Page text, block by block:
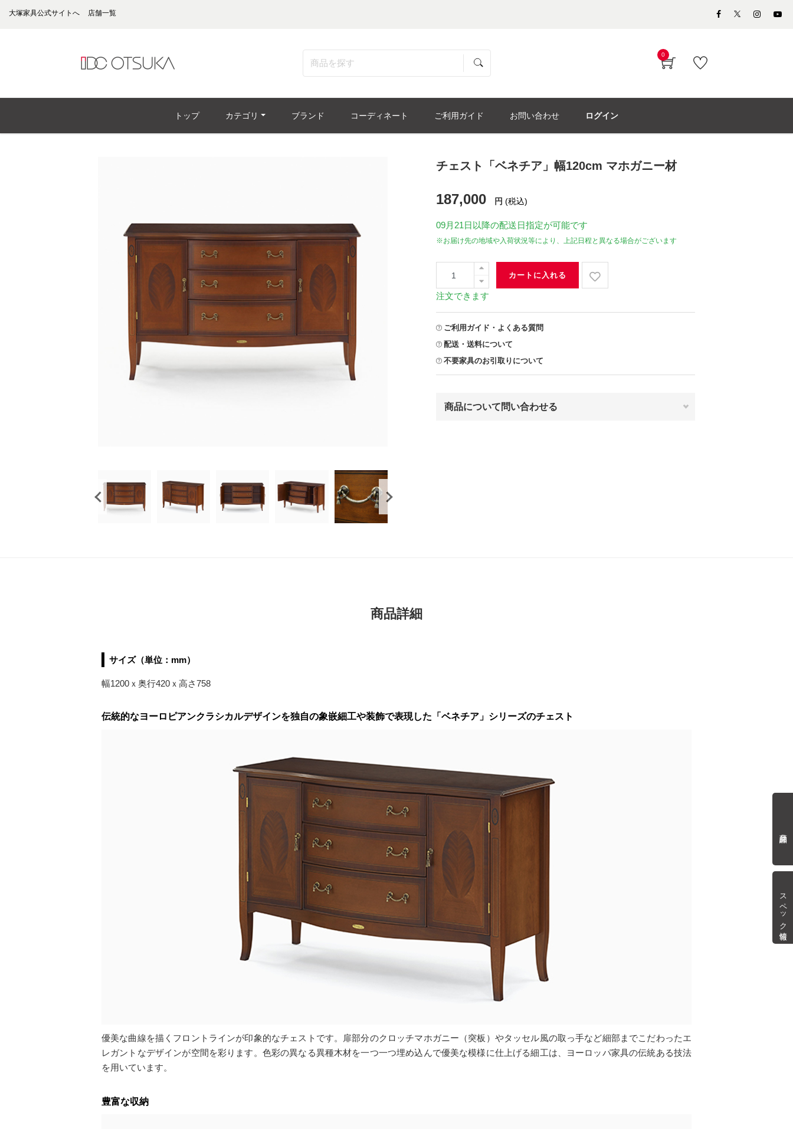
スペック情報
大塚家具公式サイトへ 店舗一覧
0
トップ カテゴリ ブランド コーディネート ご利用ガイド お問い合わせ ログイン
チェスト「ベネチア」幅120cm マホガニー材
187,000 円 (税込)
09月21日 以降の配送日指定が可能です
※お届け先の地域や入荷状況等により、上記日程と異なる場合がございます
カートに入れる
注文できます
ご利用ガイド・よくある質問
配送・送料について
不要家具のお引取りについて
商品について問い合わせる
商品詳細
サイズ（単位：mm）
幅1200ｘ奥行420ｘ高さ758
伝統的なヨーロピアンクラシカルデザインを独自の象嵌細工や装飾で表現した「ベネチア」シリーズのチェスト
優美な曲線を描くフロントラインが印象的なチェストです。扉部分のクロッチマホガニー（突板）やタッセル風の取っ手など細部までこだわったエ
レガントなデザインが空間を彩ります。色彩の異なる異種木材を一つ一つ埋め込んで優美な模様に仕上げる細工は、ヨーロッパ家具の伝統ある技法
を用いています。
豊富な収納